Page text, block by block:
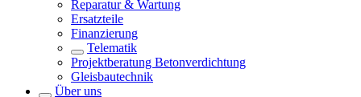
Reparatur & Wartung
Ersatzteile
Finanzierung
Telematik
Projektberatung Betonverdichtung
Gleisbautechnik
Über uns